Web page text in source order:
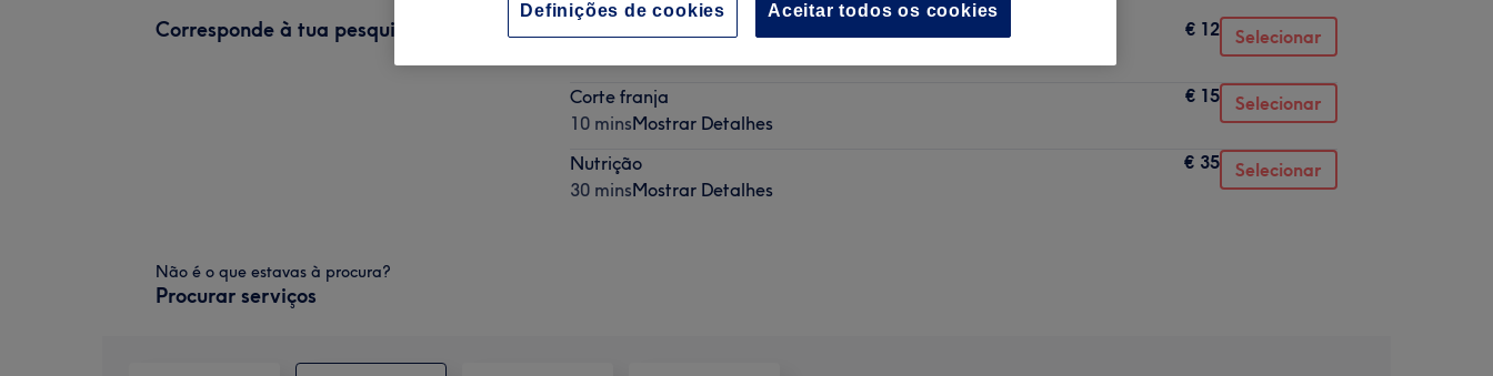
Corresponde à tua pesquisa € 12 Selecionar
Corte franja
10 minsMostrar Detalhes
€ 15 Selecionar
Nutrição
30 minsMostrar Detalhes
€ 35 Selecionar
Não é o que estavas à procura?
Procurar serviços
Aceitar todos os cookies
Definições de cookies